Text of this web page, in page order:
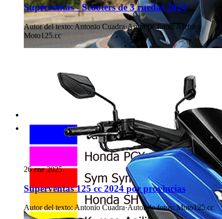
Superventas - Scooters de 3 ruedas 2024
Autor del texto:Antonio Cuadra·Autor de fotos:Archivo
Moto125.cc
26 ene 2025
Superventas 125 cc 2024 por provincias
Autor del texto:Antonio Cuadra·Autor de fotos: Moto125.cc